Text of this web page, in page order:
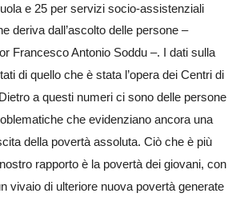
e 25 per servizi socio-assistenziali
deriva dall’ascolto delle persone –
Francesco Antonio Soddu –. I dati sulla
di quello che è stata l’opera dei Centri di
a questi numeri ci sono delle persone
che evidenziano ancora una
della povertà assoluta. Ciò che è più
rapporto è la povertà dei giovani, con
vivaio di ulteriore nuova povertà generate